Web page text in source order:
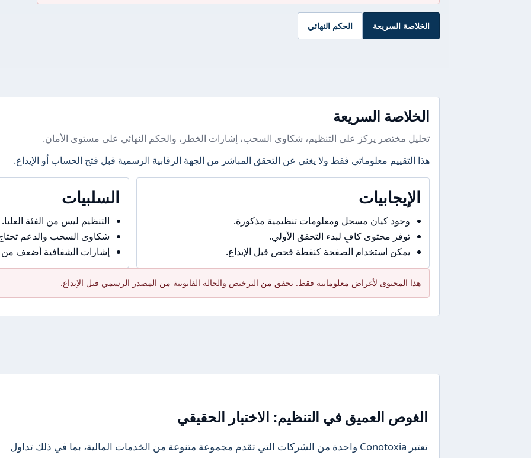
الخلاصة السريعة الحكم النهائي
الخلاصة السريعة
تحليل مختصر يركز على التنظيم، شكاوى السحب، إشارات الخطر، والحكم النهائي على مستوى الأمان.
هذا التقييم معلوماتي فقط ولا يغني عن التحقق المباشر من الجهة الرقابية الرسمية قبل فتح الحساب أو الإيداع.
الإيجابيات
وجود كيان مسجل ومعلومات تنظيمية مذكورة.
توفر محتوى كافٍ لبدء التحقق الأولي.
يمكن استخدام الصفحة كنقطة فحص قبل الإيداع.
السلبيات
التنظيم ليس من الفئة العليا.
شكاوى السحب والدعم
إشارات الشفافية أضعف من
هذا المحتوى لأغراض معلوماتية فقط. تحقق من الترخيص والحالة القانونية من المصدر الرسمي قبل الإيداع.
الغوص العميق في التنظيم: الاختبار الحقيقي
تعتبر Conotoxia واحدة من الشركات التي تقدم مجموعة متنوعة من الخدمات المالية، بما في ذلك تداول